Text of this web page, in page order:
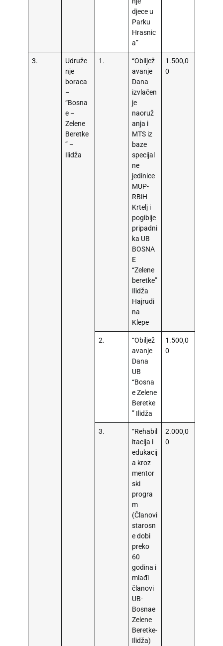
djece u
Parku
Hrasnic
a”
3.
Udruže
nje
boraca
–
“Bosna
e –
Zelene
Beretke
” –
Ilidža
1.
“Obiljež
avanje
Dana
izvlačen
je
naoruž
anja i
MTS iz
baze
specijal
ne
jedinice
MUP-
RBiH
Krtelj i
pogibije
pripadni
ka UB
BOSNA
E
“Zelene
beretke”
Ilidža
Hajrudi
na
Klepe
1.500,0
0
2.
“Obiljež
avanje
Dana
UB
“Bosna
e Zelene
Beretke
” Ilidža
1.500,0
0
3.
“Rehabil
itacija i
edukacij
a kroz
mentor
ski
progra
m
(Članovi
starosn
e dobi
preko
60
godina i
mlađi
članovi
UB-
Bosnae
Zelene
Beretke-
Ilidža)
2.000,0
0